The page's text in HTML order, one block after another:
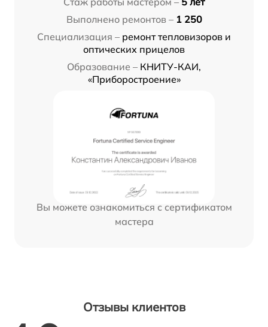
Выполнено ремонтов – 1 250
Специализация – ремонт тепловизоров и
оптических прицелов
Образование – КНИТУ-КАИ,
«Приборостроение»
Вы можете ознакомиться с сертификатом
мастера
Отзывы клиентов